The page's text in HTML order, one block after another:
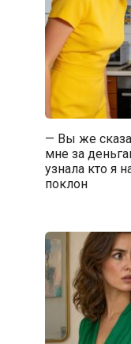
— Вы же
мне за
узнала кто я
поклон